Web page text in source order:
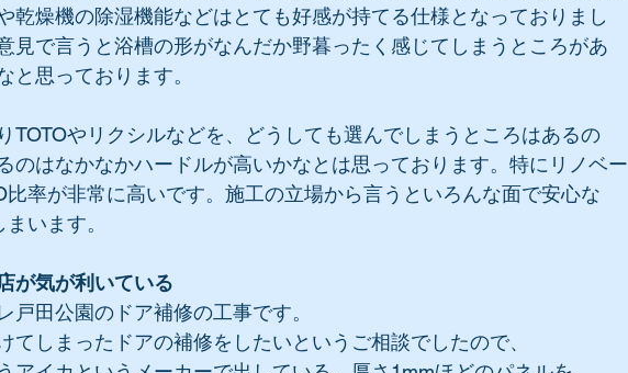
乾燥機の除湿機能などはとても好感が持てる仕様となっておりまし
見で言うと浴槽の形がなんだか野暮ったく感じてしまうところがあ
と思っております。
TOTOやリクシルなどを、どうしても選んでしまうところはあるの
のはなかなかハードルが高いかなとは思っております。特にリノベー
比率が非常に高いです。施工の立場から言うといろんな面で安心な
います。
が気が利いている
戸田公園のドア補修の工事です。
てしまったドアの補修をしたいというご相談でしたので、